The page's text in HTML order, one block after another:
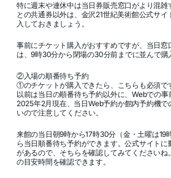
特に週末や連休中は当日券販売窓口がより混
との共通券以外は、金沢21世紀美術館公式サ
入しておきましょう。
事前にチケット購入がおすすめですが、当日
は、9時30分から閉場の30分前までに並んで購
②入場の順番待ち予約
①のチケットが購入できたら、こちらも必須で
以前は当日の順番待ち予約以外に、Webでの事
2025年2月現在、当日Web予約か館内予約機で
いので注意してください。
来館の当日朝9時から17時30分（金・土曜は19
ら当日順番待ち予約ができます。公式サイト
があるので、そちらを確認してみてください
の目安時間を確認できます。